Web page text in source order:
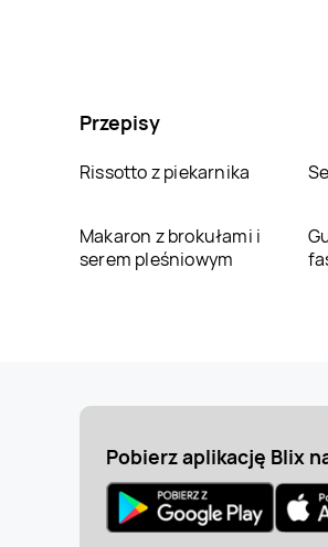
Przepisy
Rissotto z piekarnika
Makaron z brokułami i
serem pleśniowym
Pobierz aplikację Blix